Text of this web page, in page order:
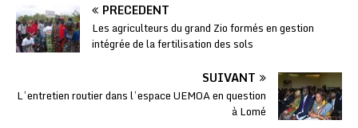
PRÉCÉDENT
Les agriculteurs du grand Zio formés en gestion
intégrée de la fertilisation des sols
SUIVANT
L’entretien routier dans l’espace UEMOA en question
à Lomé